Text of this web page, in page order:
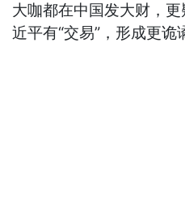
大咖都在中国发大财，
近平有“交易”，形成更诡